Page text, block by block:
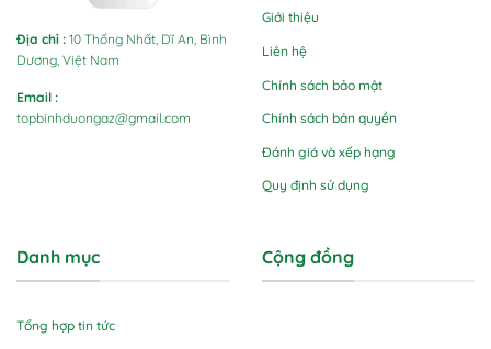
Địa chỉ : 10 Thống Nhất, Dĩ An, Bình
Dương, Việt Nam
Email :
topbinhduongaz@gmail.com
Giới thiệu
Liên hệ
Chính sách bảo mật
Chính sách bản quyền
Đánh giá và xếp hạng
Quy định sử dụng
Danh mục
Tổng hợp tin tức
Cộng đồng